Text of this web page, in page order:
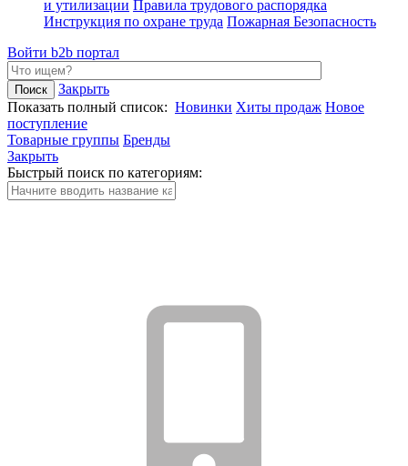
и утилизации Правила трудового распорядка
Инструкция по охране труда Пожарная Безопасность
Войти b2b портал
Закрыть
Показать полный список: Новинки Хиты продаж Новое
поступление
Товарные группы Бренды
Закрыть
Быстрый поиск по категориям: